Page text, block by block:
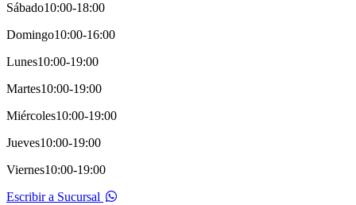
Sábado10:00-18:00
Domingo10:00-16:00
Lunes10:00-19:00
Martes10:00-19:00
Miércoles10:00-19:00
Jueves10:00-19:00
Viernes10:00-19:00
Escribir a Sucursal